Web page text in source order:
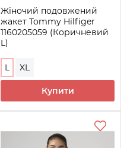
Жіночий подовжений
жакет Tommy Hilfiger
1160205059 (Коричневий
L)
L XL
Купити